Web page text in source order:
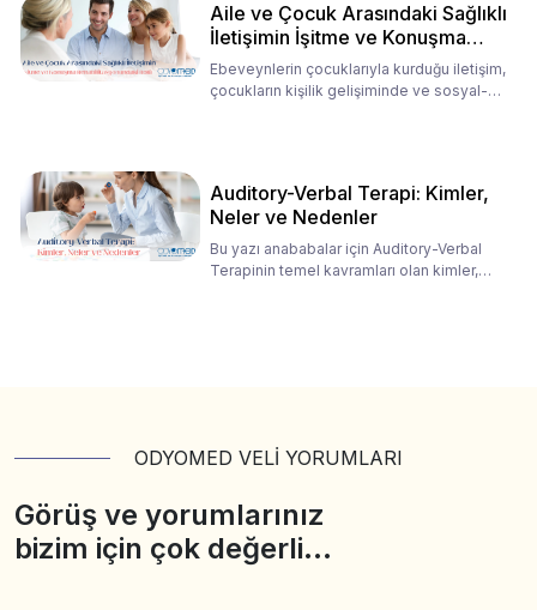
Aile ve Çocuk Arasındaki Sağlıklı
İletişimin İşitme ve Konuşma
Rehabilitasyonundaki Rolü
Ebeveynlerin çocuklarıyla kurduğu iletişim,
çocukların kişilik gelişiminde ve sosyal-
Auditory-Verbal Terapi: Kimler,
Neler ve Nedenler
Bu yazı anababalar için Auditory-Verbal
Terapinin temel kavramları olan kimler,
ODYOMED VELİ YORUMLARI
Görüş ve yorumlarınız
bizim için çok değerli…